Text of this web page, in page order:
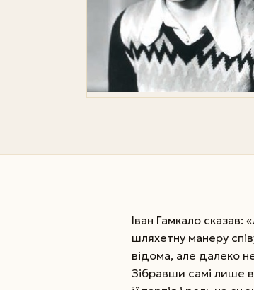
Іван Гамкало сказав:
шляхетну ма­неру
відома, але далеко не
Зібравши самі лише